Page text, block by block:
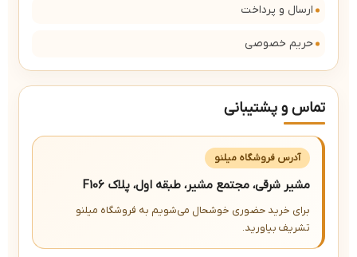
ارسال و پرداخت
حریم خصوصی
تماس و پشتیبانی
آدرس فروشگاه میلنو
مشیر شرقی، مجتمع مشیر، طبقه اول، پلاک F106
برای خرید حضوری خوشحال می‌شویم به فروشگاه میلنو
تشریف بیاورید.